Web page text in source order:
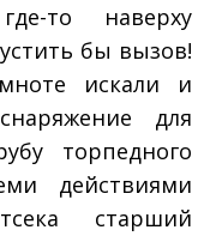
то наверху
бы вызов!
искали и
для
торпедного
действиями
старший